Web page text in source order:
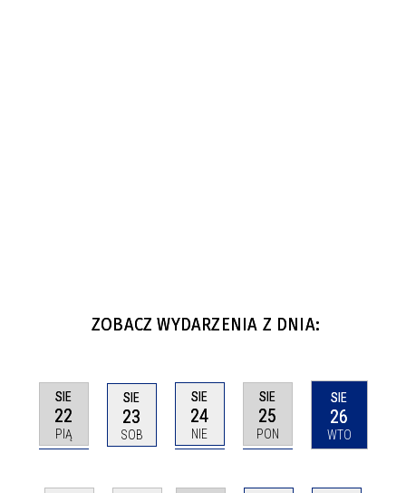
ZOBACZ WYDARZENIA Z DNIA:
SIE
22
PIĄ
SIE
23
SOB
SIE
24
NIE
SIE
25
PON
SIE
26
WTO